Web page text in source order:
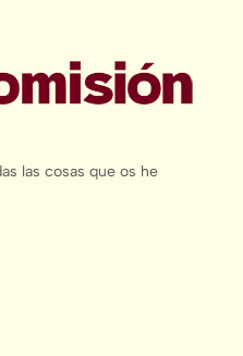
las cosas que os he